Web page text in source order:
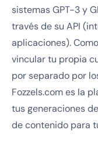
sistemas GPT-3 y
través de su API
aplicaciones).
vincular tu propia
por separado por
Fozzels.com es la
tus generaciones
de contenido para